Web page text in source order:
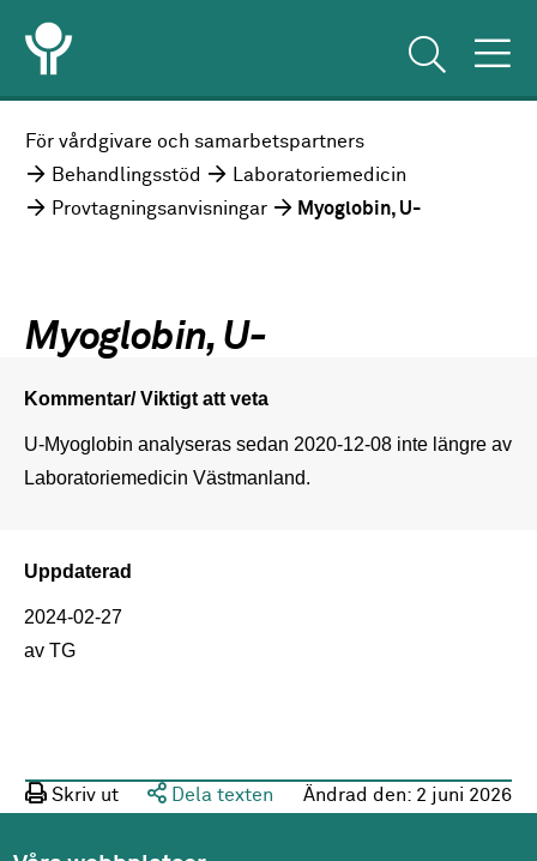
För vårdgivare och samarbetspartners
Behandlingsstöd
Laboratoriemedicin
Provtagningsanvisningar
Myoglobin, U-
Myoglobin, U-
Kommentar/ Viktigt att veta
U-Myoglobin analyseras sedan 2020-12-08 inte längre av
Laboratoriemedicin Västmanland.
Uppdaterad
2024-02-27
av TG
Skriv ut Dela texten Ändrad den: 2 juni 2026